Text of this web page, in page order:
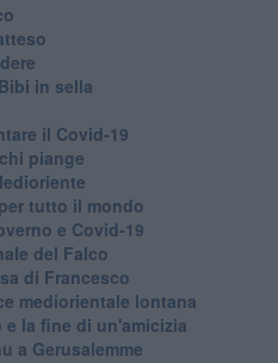
in sella
il Covid-19
piange
tutto il mondo
e Covid-19
del Falco
di Francesco
mediorientale lontana
la fine di un'amicizia
a Gerusalemme